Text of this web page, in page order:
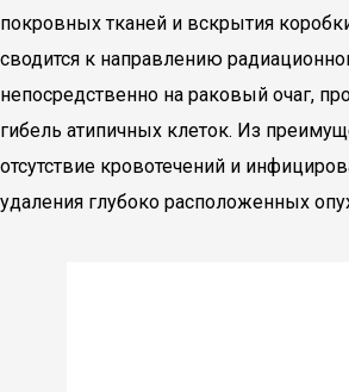
покровных тканей и вскрытия
сводится к направлению
непосредственно на раковый очаг,
гибель атипичных клеток. Из
отсутствие кровотечений и
удаления глубоко расположенных